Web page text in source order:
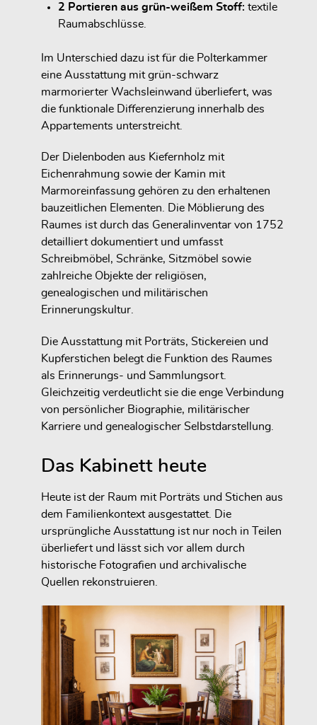
2 Portieren aus grün-weißem Stoff: textile
Raumabschlüsse.
Im Unterschied dazu ist für die Polterkammer
eine Ausstattung mit grün-schwarz
marmorierter Wachsleinwand überliefert, was
die funktionale Differenzierung innerhalb des
Appartements unterstreicht.
Der Dielenboden aus Kiefernholz mit
Eichenrahmung sowie der Kamin mit
Marmoreinfassung gehören zu den erhaltenen
bauzeitlichen Elementen. Die Möblierung des
Raumes ist durch das Generalinventar von 1752
detailliert dokumentiert und umfasst
Schreibmöbel, Schränke, Sitzmöbel sowie
zahlreiche Objekte der religiösen,
genealogischen und militärischen
Erinnerungskultur.
Die Ausstattung mit Porträts, Stickereien und
Kupferstichen belegt die Funktion des Raumes
als Erinnerungs- und Sammlungsort.
Gleichzeitig verdeutlicht sie die enge Verbindung
von persönlicher Biographie, militärischer
Karriere und genealogischer Selbstdarstellung.
Das Kabinett heute
Heute ist der Raum mit Porträts und Stichen aus
dem Familienkontext ausgestattet. Die
ursprüngliche Ausstattung ist nur noch in Teilen
überliefert und lässt sich vor allem durch
historische Fotografien und archivalische
Quellen rekonstruieren.